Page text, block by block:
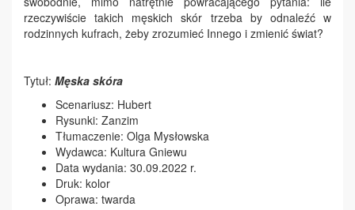
rzeczywiście takich męskich skór trzeba by odnaleźć w
rodzinnych kufrach, żeby zrozumieć Innego i zmienić świat?
Tytuł: Męska skóra
Scenariusz: Hubert
Rysunki: Zanzim
Tłumaczenie: Olga Mysłowska
Wydawca: Kultura Gniewu
Data wydania: 30.09.2022 r.
Druk: kolor
Oprawa: twarda